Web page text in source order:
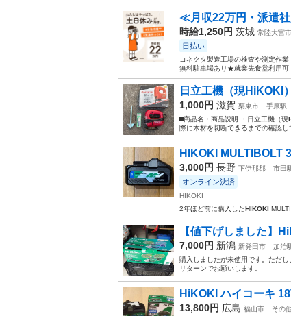
≪月収22万円・派遣
時給1,250円 茨城 常陸大宮市
日払い
コネクタ製造工場の検査や測定作
無料駐車場あり★就業先食堂利用可
日立工機（現HiKOKI
1,000円 滋賀 栗東市 手原駅
⬛︎商品名・商品説明 ・日立工機（現
際に木材を切断できるまでの確認
HIKOKI MULTIBOLT
3,000円 長野 下伊那郡 市田
オンライン決済
HIKOKI
2年ほど前に購入したHIKOKI
【値下げしました】
7,000円 新潟 新発田市 加治
購入しましたが未使用です。ただ
リターンでお願いします。
HiKOKI ハイコーキ
13,800円 広島 福山市
その